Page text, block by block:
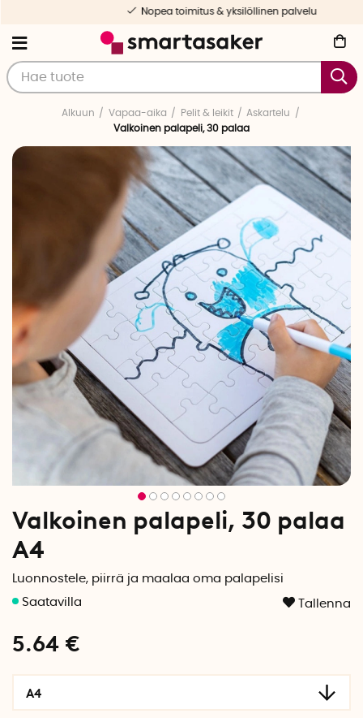
Nopea toimitus & yksilöllinen palvelu
Alkuun Vapaa-aika Pelit & leikit
Askartelu
Valkoinen palapeli, 30 palaa
Valkoinen palapeli, 30 palaa
A4
Luonnostele, piirrä ja maalaa oma palapelisi
Tallenna
5.64 €
A4